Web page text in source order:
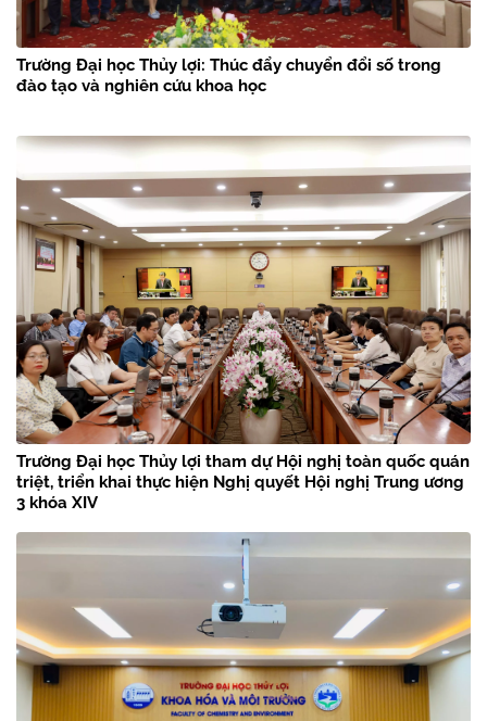
Trường Đại học Thủy lợi: Thúc đẩy chuyển đổi số trong
đào tạo và nghiên cứu khoa học
Trường Đại học Thủy lợi tham dự Hội nghị toàn quốc quán
triệt, triển khai thực hiện Nghị quyết Hội nghị Trung ương
3 khóa XIV